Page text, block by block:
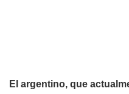
El argentino, que